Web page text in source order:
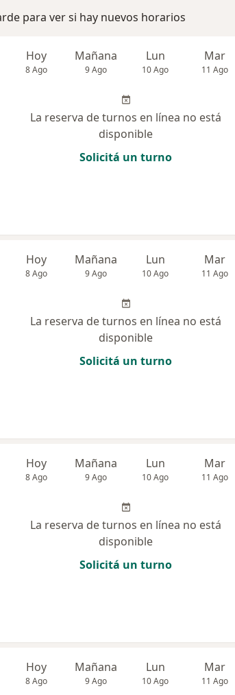
para ver si hay nuevos horarios
Hoy
8 Ago
Mañana
9 Ago
Lun
10 Ago
Mar
11 Ago
La reserva de turnos en línea no está
disponible
Solicitá un turno
Hoy
8 Ago
Mañana
9 Ago
Lun
10 Ago
Mar
11 Ago
La reserva de turnos en línea no está
disponible
Solicitá un turno
Hoy
8 Ago
Mañana
9 Ago
Lun
10 Ago
Mar
11 Ago
La reserva de turnos en línea no está
disponible
Solicitá un turno
Hoy
8 Ago
Mañana
9 Ago
Lun
10 Ago
Mar
11 Ago